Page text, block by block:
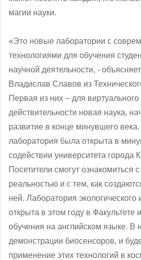
магии науки.
«Это новые лаборатории с
технологиями для обучения
научной деятельности, -
Владислав Славов из
Первая из них – для
действительности новая наука,
развитие в конце минувшего
лаборатория была открыта в
содействии университета города
Посетители смогут ознакомиться
реальностью и с тем, как
ней. Лаборатория экологического
открыта в этом году в Факультете
обучения на английском языке. В
демонстрации биосенсоров, и
применение этих технологий в